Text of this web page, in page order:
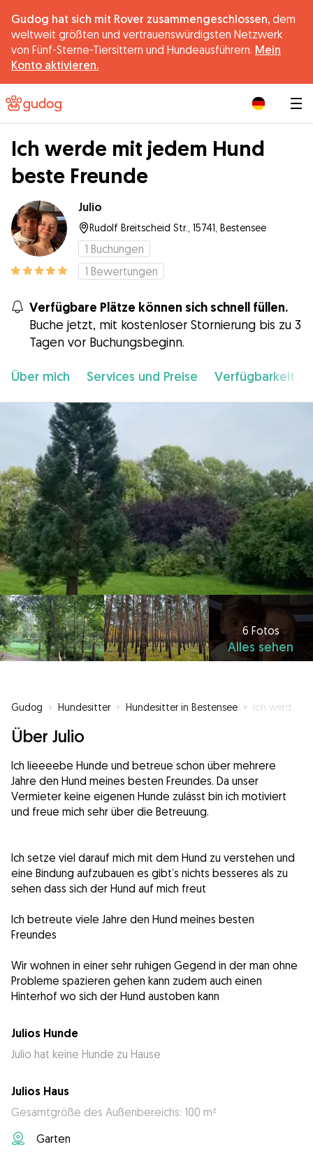
Gudog hat sich mit Rover zusammengeschlossen, dem
weltweit größten und vertrauenswürdigsten Netzwerk
von Fünf-Sterne-Tiersittern und Hundeausführern. Mein
Konto aktivieren.
Ich werde mit jedem Hund
beste Freunde
Julio
Rudolf Breitscheid Str., 15741, Bestensee
1 Buchungen
1 Bewertungen
Verfügbare Plätze können sich schnell füllen.
Buche jetzt, mit kostenloser Stornierung bis zu 3
Tagen vor Buchungsbeginn.
Über mich Services und Preise Verfügbarkeit
6 Fotos
Alles sehen
Gudog » Hundesitter » Hundesitter in Bestensee » Ich werde mit jedem Hund beste Freunde
Über Julio
Ich lieeeebe Hunde und betreue schon über mehrere
Jahre den Hund meines besten Freundes. Da unser
Vermieter keine eigenen Hunde zulässt bin ich motiviert
und freue mich sehr über die Betreuung.
Ich setze viel darauf mich mit dem Hund zu verstehen und
eine Bindung aufzubauen es gibt’s nichts besseres als zu
sehen dass sich der Hund auf mich freut
Ich betreute viele Jahre den Hund meines besten
Freundes
Wir wohnen in einer sehr ruhigen Gegend in der man ohne
Probleme spazieren gehen kann zudem auch einen
Hinterhof wo sich der Hund austoben kann
Julios Hunde
Julio hat keine Hunde zu Hause
Julios Haus
Gesamtgröße des Außenbereichs: 100 m²
Garten